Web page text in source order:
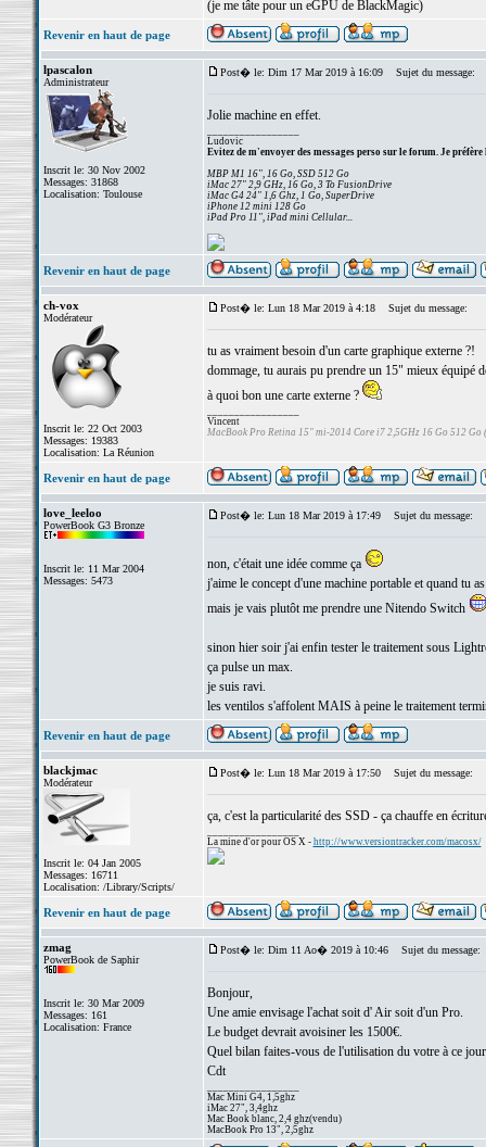
(je me tâte pour un eGPU de BlackMagic)
Revenir en haut de page
lpascalon
Administrateur
Inscrit le: 30 Nov 2002
Messages: 31868
Localisation: Toulouse
Post� le: Dim 17 Mar 2019 à 16:09 Sujet du message:
Jolie machine en effet.
Ludovic
Evitez de m'envoyer des messages perso sur le forum. Je préfère
MBP M1 16", 16 Go, SSD 512 Go
iMac 27" 2,9 GHz, 16 Go, 3 To FusionDrive
iMac G4 24" 1,6 Ghz, 1 Go, SuperDrive
iPhone 12 mini 128 Go
iPad Pro 11", iPad mini Cellular...
Revenir en haut de page
ch-vox
Modérateur
Inscrit le: 22 Oct 2003
Messages: 19383
Localisation: La Réunion
Post� le: Lun 18 Mar 2019 à 4:18 Sujet du message:
tu as vraiment besoin d'un carte graphique externe ?!
dommage, tu aurais pu prendre un 15" mieux équipé
à quoi bon une carte externe ?
Vincent
MacBook Pro Retina 15" mi-2014 Core i7 2,5GHz 16 Go 512 Go
Revenir en haut de page
love_leeloo
PowerBook G3 Bronze
Inscrit le: 11 Mar 2004
Messages: 5473
Post� le: Lun 18 Mar 2019 à 17:49 Sujet du message:
non, c'était une idée comme ça
j'aime le concept d'une machine portable et quand tu
mais je vais plutôt me prendre une Nitendo Switch
sinon hier soir j'ai enfin tester le traitement sous
ça pulse un max.
je suis ravi.
les ventilos s'affolent MAIS à peine le traitement
Revenir en haut de page
blackjmac
Modérateur
Inscrit le: 04 Jan 2005
Messages: 16711
Localisation: /Library/Scripts/
Post� le: Lun 18 Mar 2019 à 17:50 Sujet du message:
ça, c'est la particularité des SSD - ça chauffe en
La mine d'or pour OS X - http://www.versiontracker.com/macosx/
Revenir en haut de page
zmag
PowerBook de Saphir
Inscrit le: 30 Mar 2009
Messages: 161
Localisation: France
Post� le: Dim 11 Ao� 2019 à 10:46 Sujet du message:
Bonjour,
Une amie envisage l'achat soit d' Air soit d'un Pro.
Le budget devrait avoisiner les 1500€.
Quel bilan faites-vous de l'utilisation du votre à ce
Cdt
Mac Mini G4, 1,5ghz
iMac 27", 3,4ghz
Mac Book blanc, 2,4 ghz(vendu)
MacBook Pro 13", 2,5ghz